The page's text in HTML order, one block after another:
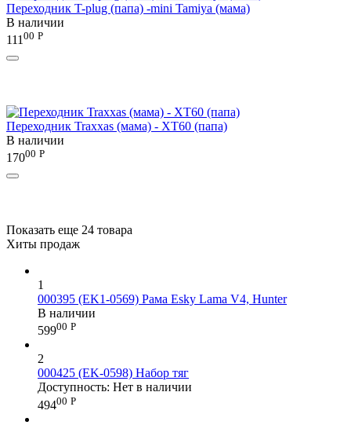
Переходник T-plug (папа) -mini Tamiya (мама)
В наличии
111 00 Р
Переходник Traxxas (мама) - XT60 (папа)
В наличии
17000 Р
Показать еще 24 товара
Хиты продаж
1
000395 (EK1-0569) Рама Esky Lama V4, Hunter
В наличии
59900 Р
2
000425 (EK-0598) Набор тяг
Доступность: Нет в наличии
49400 Р